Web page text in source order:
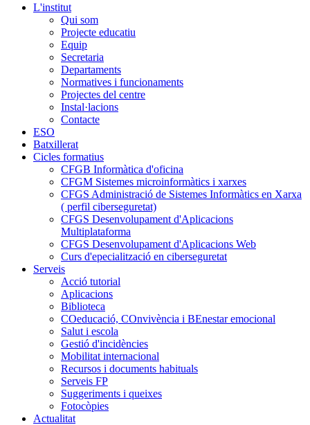
L'institut
Qui som
Projecte educatiu
Equip
Secretaria
Departaments
Normatives i funcionaments
Projectes del centre
Instal·lacions
Contacte
ESO
Batxillerat
Cicles formatius
CFGB Informàtica d'oficina
CFGM Sistemes microinformàtics i xarxes
CFGS Administració de Sistemes Informàtics en Xarxa
( perfil ciberseguretat)
CFGS Desenvolupament d'Aplicacions
Multiplataforma
CFGS Desenvolupament d'Aplicacions Web
Curs d'epecialització en ciberseguretat
Serveis
Acció tutorial
Aplicacions
Biblioteca
COeducació, COnvivència i BEnestar emocional
Salut i escola
Gestió d'incidències
Mobilitat internacional
Recursos i documents habituals
Serveis FP
Suggeriments i queixes
Fotocòpies
Actualitat